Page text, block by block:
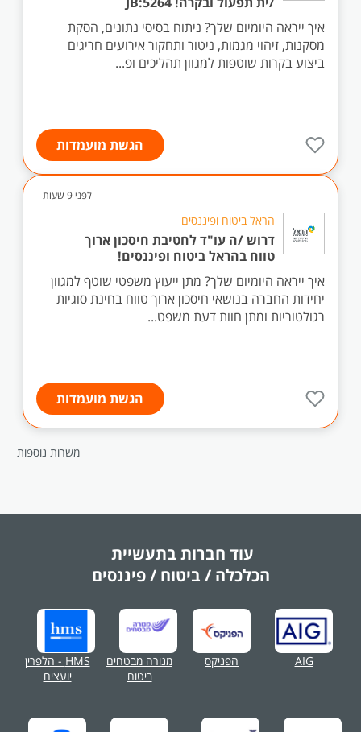
איך ייראה היומיום שלך? ניתוח בסיסי נתונים, הסקת
מסקנות, זיהוי מגמות, ניטור ותחקור אירועים חריגים
ביצוע בקרות שוטפות למגוון תהליכים ופ...
הגשת מועמדות
לפני 9 שעות
הראל ביטוח ופיננסים
דרוש /ה עו"ד לחטיבת חיסכון ארוך
טווח בהראל ביטוח ופיננסים!
איך ייראה היומיום שלך? מתן ייעוץ משפטי שוטף למגוון
יחידות החברה בנושאי חיסכון ארוך טווח בחינת סוגיות
רגולטוריות ומתן חוות דעת משפט...
הגשת מועמדות
משרות נוספות
עוד חברות בתעשיית
הכלכלה / ביטוח / פיננסים
AIG הפניקס
מנורה מבטחים
ביטוח
HMS - הלפרין
יועצים